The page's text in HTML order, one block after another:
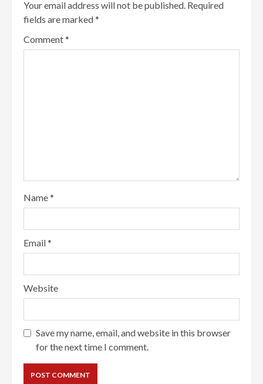
Your email address will not be published. Required
fields are marked*
Comment*
Name*
Email*
Website
Save my name, email, and website in this browser
for the next time I comment.